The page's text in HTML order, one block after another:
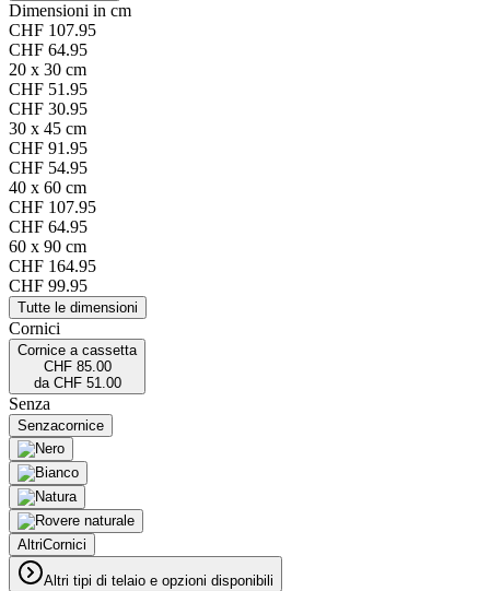
Dimensioni in cm
CHF 107.95
CHF 64.95
20 x 30 cm
CHF 51.95
CHF 30.95
30 x 45 cm
CHF 91.95
CHF 54.95
40 x 60 cm
CHF 107.95
CHF 64.95
60 x 90 cm
CHF 164.95
CHF 99.95
Tutte le dimensioni
Cornici
Cornice a cassetta
CHF 85.00
da CHF 51.00
Senza
Senzacornice
AltriCornici
Altri tipi di telaio e opzioni disponibili